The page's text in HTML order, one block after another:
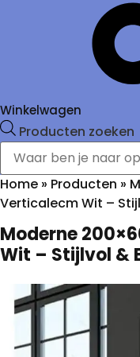
Winkelwagen
Producten zoeken
Home » Producten »
Verticalecm Wit –
Moderne
Wit – Stijlvol &